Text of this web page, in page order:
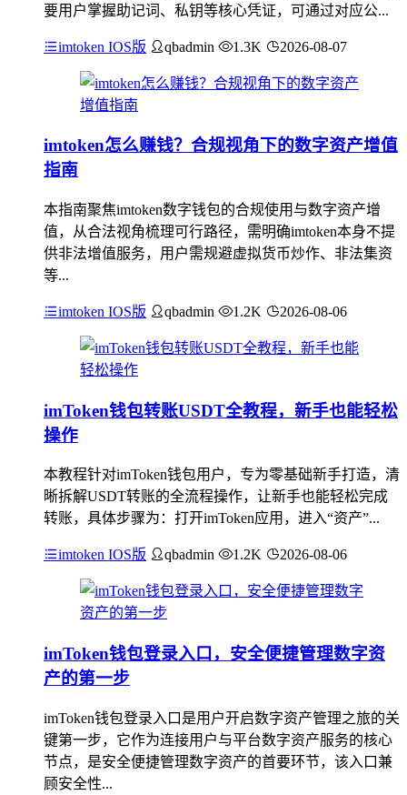
要用户掌握助记词、私钥等核心凭证，可通过对应公...
imtoken IOS版 qbadmin 1.3K 2026-08-07
imtoken怎么赚钱？合规视角下的数字资产增值
指南
本指南聚焦imtoken数字钱包的合规使用与数字资产增
值，从合法视角梳理可行路径，需明确imtoken本身不提
供非法增值服务，用户需规避虚拟货币炒作、非法集资
等...
imtoken IOS版 qbadmin 1.2K 2026-08-06
imToken钱包转账USDT全教程，新手也能轻松
操作
本教程针对imToken钱包用户，专为零基础新手打造，清
晰拆解USDT转账的全流程操作，让新手也能轻松完成
转账，具体步骤为：打开imToken应用，进入“资产”...
imtoken IOS版 qbadmin 1.2K 2026-08-06
imToken钱包登录入口，安全便捷管理数字资
产的第一步
imToken钱包登录入口是用户开启数字资产管理之旅的关
键第一步，它作为连接用户与平台数字资产服务的核心
节点，是安全便捷管理数字资产的首要环节，该入口兼
顾安全性...